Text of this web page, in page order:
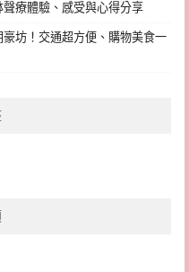
療體驗、感受與心得分享
坊！交通超方便、購物美食一